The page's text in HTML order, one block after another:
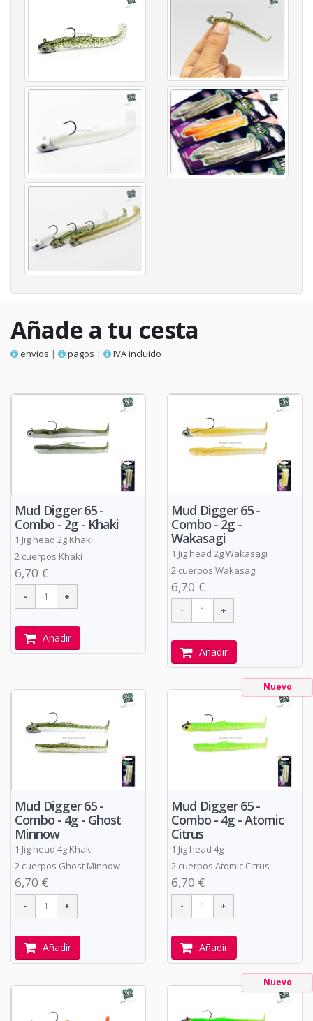
Añade a tu cesta
envios | pagos | IVA incluido
Mud Digger 65 -
Combo - 2g - Khaki
1 Jig head 2g Khaki
2 cuerpos Khaki
6,70 €
Añadir
Mud Digger 65 -
Combo - 2g -
Wakasagi
1 Jig head 2g Wakasagi
2 cuerpos Wakasagi
6,70 €
Añadir
Mud Digger 65 -
Combo - 4g - Ghost
Minnow
1 Jig head 4g Khaki
2 cuerpos Ghost Minnow
6,70 €
Añadir
Nuevo
Mud Digger 65 -
Combo - 4g - Atomic
Citrus
1 Jig head 4g
2 cuerpos Atomic Citrus
6,70 €
Añadir
Nuevo